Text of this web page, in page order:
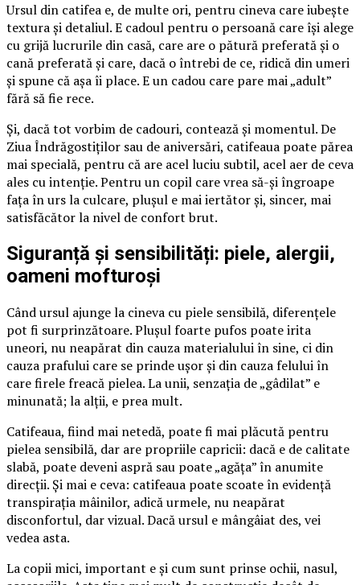
Ursul din catifea e, de multe ori, pentru cineva care iubește
textura și detaliul. E cadoul pentru o persoană care își alege
cu grijă lucrurile din casă, care are o pătură preferată și o
cană preferată și care, dacă o întrebi de ce, ridică din umeri
și spune că așa îi place. E un cadou care pare mai „adult”
fără să fie rece.
Și, dacă tot vorbim de cadouri, contează și momentul. De
Ziua Îndrăgostiților sau de aniversări, catifeaua poate părea
mai specială, pentru că are acel luciu subtil, acel aer de ceva
ales cu intenție. Pentru un copil care vrea să-și îngroape
fața în urs la culcare, plușul e mai iertător și, sincer, mai
satisfăcător la nivel de confort brut.
Siguranță și sensibilități: piele, alergii,
oameni mofturoși
Când ursul ajunge la cineva cu piele sensibilă, diferențele
pot fi surprinzătoare. Plușul foarte pufos poate irita
uneori, nu neapărat din cauza materialului în sine, ci din
cauza prafului care se prinde ușor și din cauza felului în
care firele freacă pielea. La unii, senzația de „gâdilat” e
minunată; la alții, e prea mult.
Catifeaua, fiind mai netedă, poate fi mai plăcută pentru
pielea sensibilă, dar are propriile capricii: dacă e de calitate
slabă, poate deveni aspră sau poate „agăța” în anumite
direcții. Și mai e ceva: catifeaua poate scoate în evidență
transpirația mâinilor, adică urmele, nu neapărat
disconfortul, dar vizual. Dacă ursul e mângâiat des, vei
vedea asta.
La copii mici, important e și cum sunt prinse ochii, nasul,